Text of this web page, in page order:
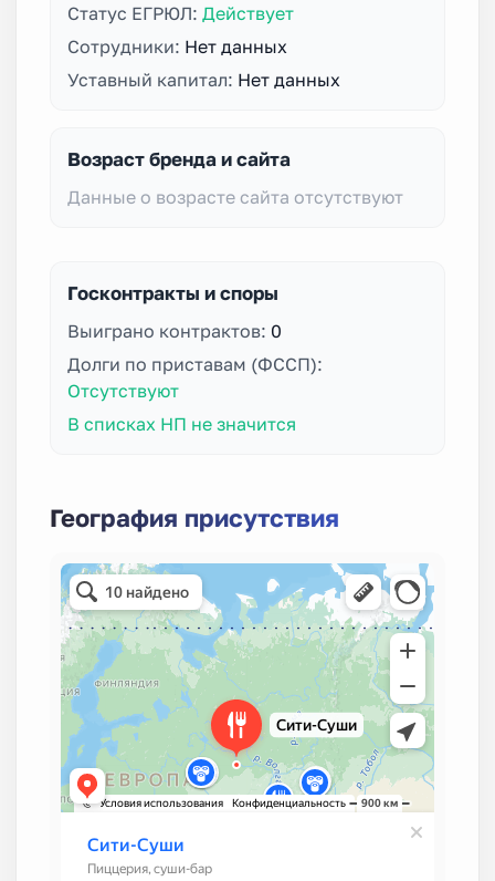
Статус ЕГРЮЛ: Действует
Сотрудники: Нет данных
Уставный капитал: Нет данных
Возраст бренда и сайта
Данные о возрасте сайта отсутствуют
Госконтракты и споры
Выиграно контрактов: 0
Долги по приставам (ФССП):
Отсутствуют
В списках НП не значится
География присутствия